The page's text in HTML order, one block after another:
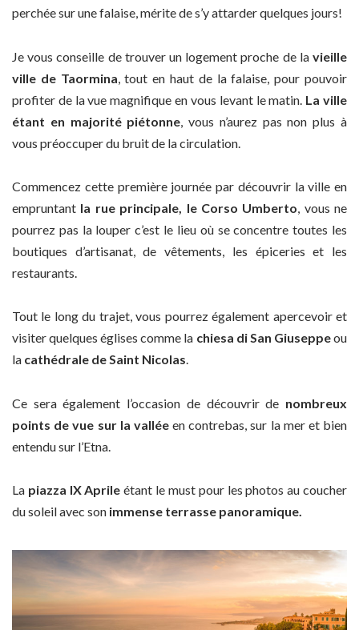
perchée sur une falaise, mérite de s’y attarder quelques jours!
Je vous conseille de trouver un logement proche de la vieille
ville de Taormina , tout en haut de la falaise, pour pouvoir
profiter de la vue magnifique en vous levant le matin. La ville
étant en majorité piétonne , vous n’aurez pas non plus à
vous préoccuper du bruit de la circulation.
Commencez cette première journée par découvrir la ville en
empruntant la rue principale, le Corso Umberto, vous ne
pourrez pas la louper c’est le lieu où se concentre toutes les
boutiques d’artisanat, de vêtements, les épiceries et les
restaurants.
Tout le long du trajet, vous pourrez également apercevoir et
visiter quelques églises comme la chiesa di San Giuseppeou
la cathédrale de Saint Nicolas.
Ce sera également l’occasion de découvrir de nombreux
points de vue sur la valléeen contrebas, sur la mer et bien
entendu sur l’Etna.
La piazza IX Aprile étant le must pour les photos au coucher
du soleil avec son immense terrasse panoramique.